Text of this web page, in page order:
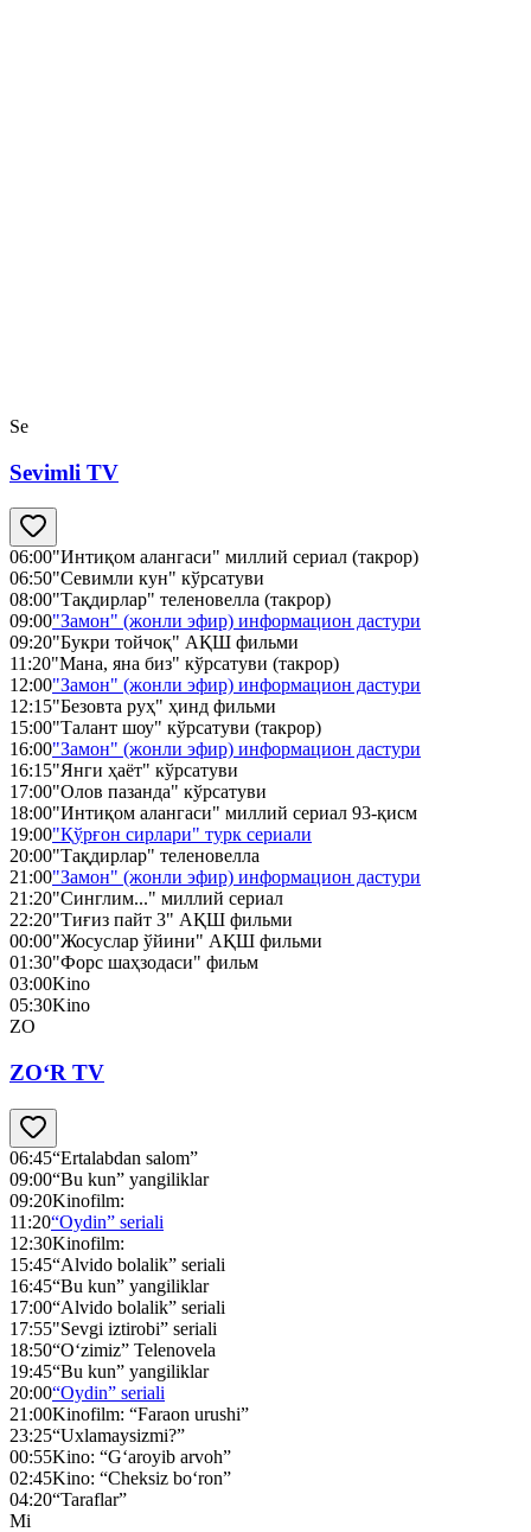
Se
Sevimli TV
06:00"Интиқом алангаси" миллий сериал (такрор)
06:50"Севимли кун" кўрсатуви
08:00"Тақдирлар" теленовелла (такрор)
09:00"Замон" (жонли эфир) информацион дастури
09:20"Букри тойчоқ" АҚШ фильми
11:20"Мана, яна биз" кўрсатуви (такрор)
12:00"Замон" (жонли эфир) информацион дастури
12:15"Безовта руҳ" ҳинд фильми
15:00"Талант шоу" кўрсатуви (такрор)
16:00"Замон" (жонли эфир) информацион дастури
16:15"Янги ҳаёт" кўрсатуви
17:00"Олов пазанда" кўрсатуви
18:00"Интиқом алангаси" миллий сериал 93-қисм
19:00"Қўрғон сирлари" турк сериали
20:00"Тақдирлар" теленовелла
21:00"Замон" (жонли эфир) информацион дастури
21:20"Синглим..." миллий сериал
22:20"Тиғиз пайт 3" АҚШ фильми
00:00"Жосуслар ўйини" АҚШ фильми
01:30"Форс шаҳзодаси" фильм
03:00Kino
05:30Kino
ZO
ZO‘R TV
06:45“Ertalabdan salom”
09:00“Bu kun” yangiliklar
09:20Kinofilm:
11:20“Oydin” seriali
12:30Kinofilm:
15:45“Alvido bolalik” seriali
16:45“Bu kun” yangiliklar
17:00“Alvido bolalik” seriali
17:55"Sevgi iztirobi” seriali
18:50“O‘zimiz” Telenovela
19:45“Bu kun” yangiliklar
20:00“Oydin” seriali
21:00Kinofilm: “Faraon urushi”
23:25“Uxlamaysizmi?”
00:55Kino: “G‘aroyib arvoh”
02:45Kino: “Cheksiz bo‘ron”
04:20“Taraflar”
Mi